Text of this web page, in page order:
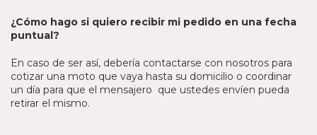
¿Cómo hago si quiero recibir mi pedido en una fecha
puntual?
En caso de ser así, debería contactarse con nosotros para
cotizar una moto que vaya hasta su domicilio o coordinar
un día para que el mensajero que ustedes envíen pueda
retirar el mismo.